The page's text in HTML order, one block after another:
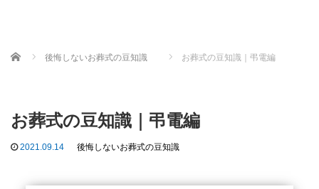
Home 後悔しないお葬式の豆知識 お葬式の豆知識｜弔電編
お葬式の豆知識｜弔電編
2021.09.14 後悔しないお葬式の豆知識